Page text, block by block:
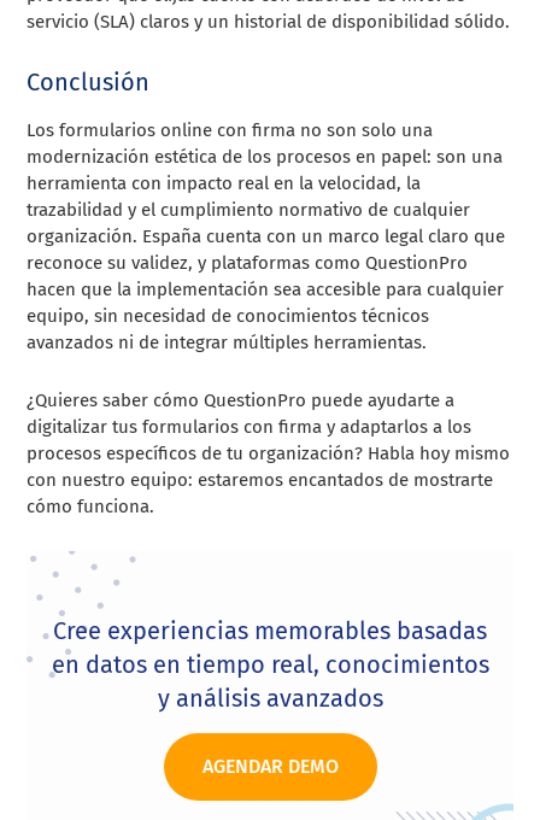
servicio (SLA) claros y un historial de disponibilidad sólido.
Conclusión
Los formularios online con firma no son solo una
modernización estética de los procesos en papel: son una
herramienta con impacto real en la velocidad, la
trazabilidad y el cumplimiento normativo de cualquier
organización. España cuenta con un marco legal claro que
reconoce su validez, y plataformas como QuestionPro
hacen que la implementación sea accesible para cualquier
equipo, sin necesidad de conocimientos técnicos
avanzados ni de integrar múltiples herramientas.
¿Quieres saber cómo QuestionPro puede ayudarte a
digitalizar tus formularios con firma y adaptarlos a los
procesos específicos de tu organización? Habla hoy mismo
con nuestro equipo: estaremos encantados de mostrarte
cómo funciona.
Cree experiencias memorables basadas
en datos en tiempo real, conocimientos
y análisis avanzados
AGENDAR DEMO